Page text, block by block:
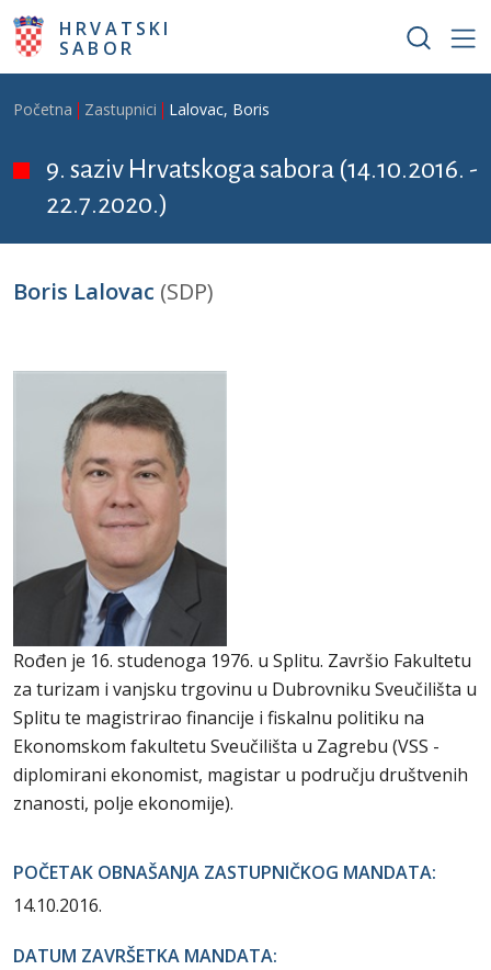
Skoči na glavni sadržaj
HRVATSKI
SABOR
Breadcrumb
Početna Zastupnici Lalovac, Boris
9. saziv Hrvatskoga sabora (14.10.2016. -
22.7.2020.)
Boris Lalovac (SDP)
Rođen je 16. studenoga 1976. u Splitu. Završio Fakultetu
za turizam i vanjsku trgovinu u Dubrovniku Sveučilišta u
Splitu te magistrirao financije i fiskalnu politiku na
Ekonomskom fakultetu Sveučilišta u Zagrebu (VSS -
diplomirani ekonomist, magistar u području društvenih
znanosti, polje ekonomije).
POČETAK OBNAŠANJA ZASTUPNIČKOG MANDATA:
14.10.2016.
DATUM ZAVRŠETKA MANDATA: